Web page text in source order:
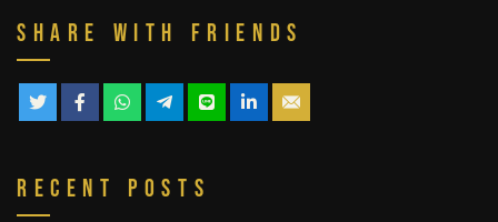
Share With Friends
Recent Posts